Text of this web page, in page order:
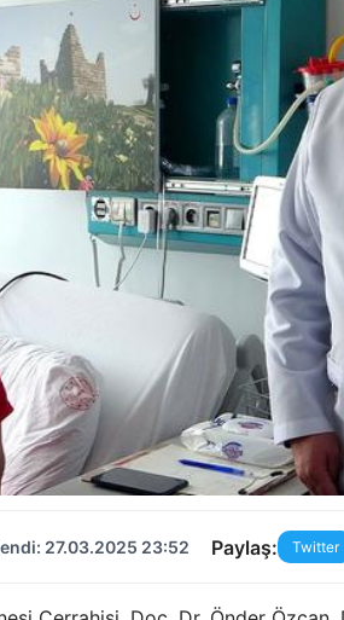
27.03.2025 23:52 Paylaş: Twitter